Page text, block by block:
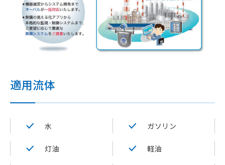
適用流体
水 ガソリン
灯油 軽油